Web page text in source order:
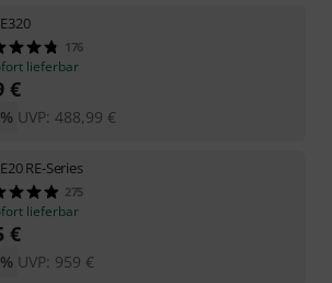
176
lieferbar
€
UVP: 488,99 €
RE-Series
275
lieferbar
€
UVP: 959 €